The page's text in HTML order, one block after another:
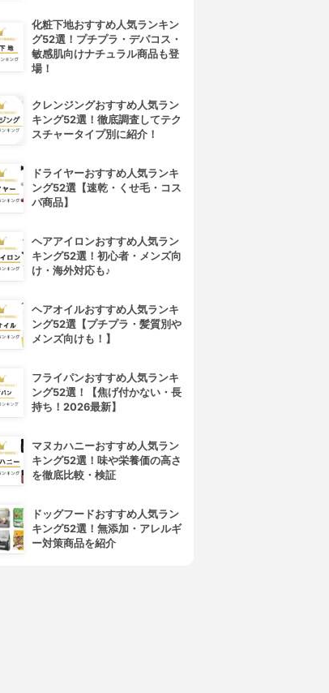
化粧下地おすすめ人気ランキン
グ52選！プチプラ・デパコス・
敏感肌向けナチュラル商品も登
場！
クレンジングおすすめ人気ラン
キング52選！徹底調査してテク
スチャータイプ別に紹介！
ドライヤーおすすめ人気ランキ
ング52選【速乾・くせ毛・コス
パ商品】
ヘアアイロンおすすめ人気ラン
キング52選！初心者・メンズ向
け・海外対応も♪
ヘアオイルおすすめ人気ランキ
ング52選【プチプラ・髪質別や
メンズ向けも！】
フライパンおすすめ人気ランキ
ング52選！【焦げ付かない・長
持ち！2026最新】
マヌカハニーおすすめ人気ラン
キング52選！味や栄養価の高さ
を徹底比較・検証
ドッグフードおすすめ人気ラン
キング52選！無添加・アレルギ
ー対策商品を紹介